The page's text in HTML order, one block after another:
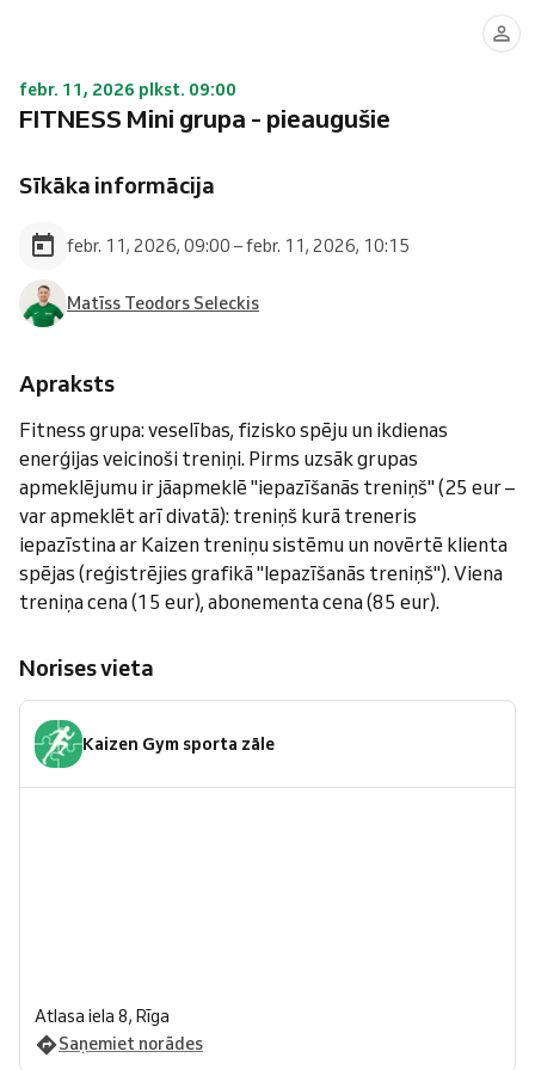
febr. 11, 2026 plkst. 09:00
FITNESS Mini grupa - pieaugušie
Sīkāka informācija
febr. 11, 2026, 09:00 – febr. 11, 2026, 10:15
Matīss Teodors Seleckis
Apraksts
Fitness grupa: veselības, fizisko spēju un ikdienas
enerģijas veicinoši treniņi. Pirms uzsāk grupas
apmeklējumu ir jāapmeklē "iepazīšanās treniņš" (25 eur –
var apmeklēt arī divatā): treniņš kurā treneris
iepazīstina ar Kaizen treniņu sistēmu un novērtē klienta
spējas (reģistrējies grafikā "Iepazīšanās treniņš"). Viena
treniņa cena (15 eur), abonementa cena (85 eur).
Norises vieta
Kaizen Gym sporta zāle
Atlasa iela 8, Rīga
Saņemiet norādes